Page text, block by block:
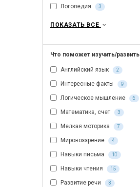
Логопедия 3
ПОКАЗАТЬ ВСЕ
Что поможет изучить/развить
Английский язык 2
Интересные факты 9
Логическое мышление 6
Математика, счет 3
Мелкая моторика 7
Мировоззрение 4
Навыки письма 10
Навыки чтения 15
Развитие речи 3